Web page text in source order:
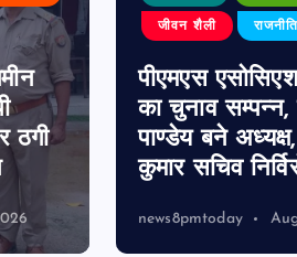
ठगी
जीवन शैली राजनीति
पीएमएस
का चुनाव
पाण्डेय बने
कुमार सचिव
news8pmtoday